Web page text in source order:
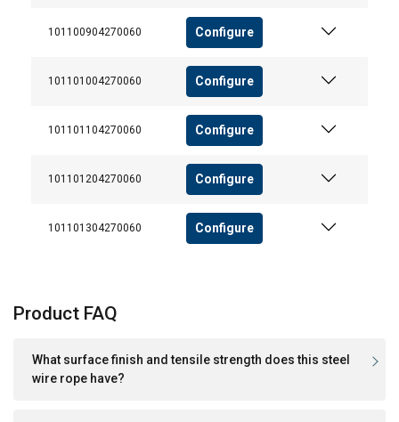
101100904270060 Configure
101101004270060 Configure
101101104270060 Configure
101101204270060 Configure
101101304270060 Configure
Product FAQ
What surface finish and tensile strength does this steel
wire rope have?